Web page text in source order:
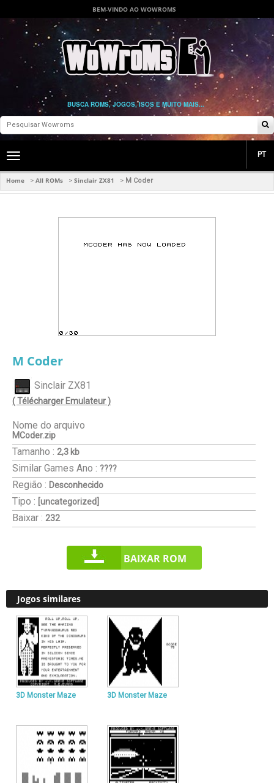
BEM-VINDO AO WOWROMS
BUSCA ROMS, JOGOS, ISOS E MUITO MAIS...
Toggle
navigation
PT
Home > All ROMs > Sinclair ZX81 > M Coder
M Coder
Sinclair ZX81
( Télécharger Emulateur )
Nome do arquivo
MCoder.zip
Tamanho : 2,3 kb
Similar Games Ano : ????
Região : Desconhecido
Tipo : [uncategorized]
Baixar : 232
BAIXAR ROM
Jogos similares
3D Monster Maze 3D Monster Maze